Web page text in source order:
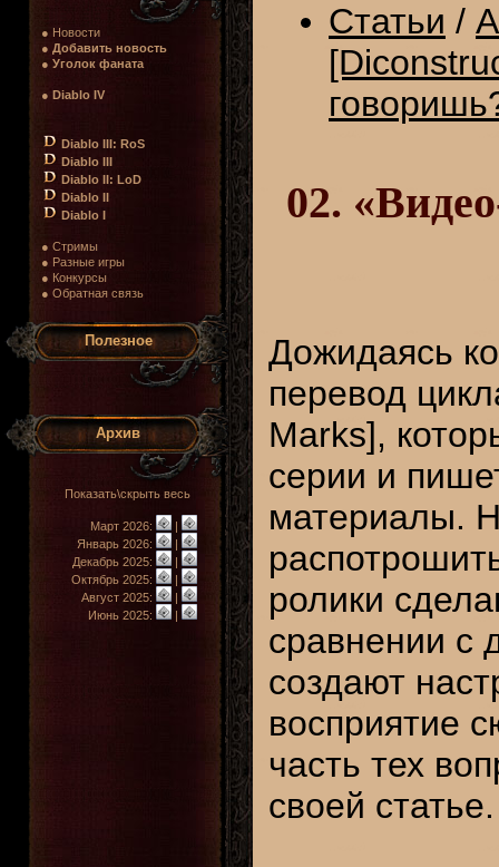
● Новости
● Добавить новость
● Уголок фаната
● Diablo IV
Diablo III: RoS
Diablo III
Diablo II: LoD
Diablo II
Diablo I
● Стримы
● Разные игры
● Конкурсы
● Обратная связь
Полезное
Архив
Показать\скрыть весь
Март 2026:
|
Январь 2026:
|
Декабрь 2025:
|
Октябрь 2025:
|
Август 2025:
|
Июнь 2025:
|
Статьи /
02.
Дожидаясь
перевод
Marks],
серии и
материалы.
ролики
сравнении с
создают
восприятие
часть тех
своей статье.